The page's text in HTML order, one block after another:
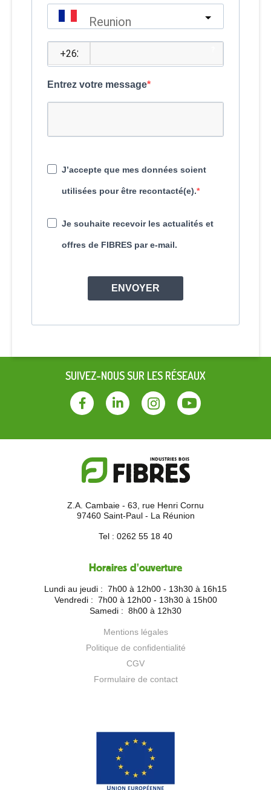
Reunion
Entrez votre message
J’accepte que mes données soient
utilisées pour être recontacté(e).
Je souhaite recevoir les actualités et
offres de FIBRES par e-mail.
ENVOYER
SUIVEZ-NOUS SUR LES RÉSEAUX
FacebookLinkedinInstagramYoutube
Z.A. Cambaie - 63, rue Henri Cornu
97460 Saint-Paul - La Réunion
Tel : 0262 55 18 40
Horaires d'ouverture
Lundi au jeudi : 7h00 à 12h00 - 13h30 à 16h15
Vendredi : 7h00 à 12h00 - 13h30 à 15h00
Samedi : 8h00 à 12h30
Mentions légales
Politique de confidentialité
CGV
Formulaire de contact